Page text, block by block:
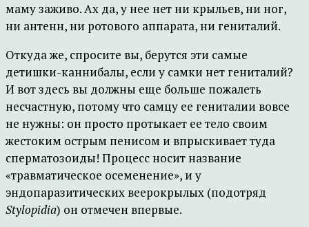
маму заживо. Ах да, у нее нет ни крыльев, ни ног,
ни антенн, ни ротового аппарата, ни гениталий.
Откуда же, спросите вы, берутся эти самые
детишки-каннибалы, если у самки нет гениталий?
И вот здесь вы должны еще больше пожалеть
несчастную, потому что самцу ее гениталии вовсе
не нужны: он просто протыкает ее тело своим
жестоким острым пенисом и впрыскивает туда
сперматозоиды! Процесс носит название
«травматическое осеменение», и у
эндопаразитических веерокрылых (подотряд
Stylopidia) он отмечен впервые.